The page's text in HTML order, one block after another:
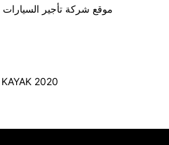
موقع شركة تأجير السيارات
أفضل نظافة في KAYAK 2020